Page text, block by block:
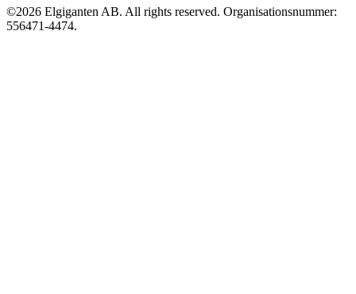
©2026 Elgiganten AB. All rights reserved. Organisationsnummer:
556471-4474.